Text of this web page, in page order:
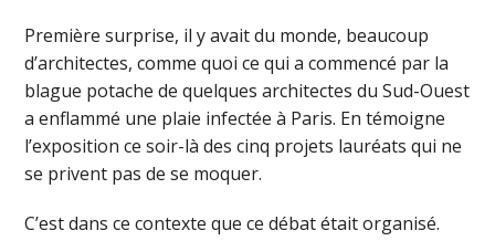
Première surprise, il y avait du monde, beaucoup
d’architectes, comme quoi ce qui a commencé par la
blague potache de quelques architectes du Sud-Ouest
a enflammé une plaie infectée à Paris. En témoigne
l’exposition ce soir-là des cinq projets lauréats qui ne
se privent pas de se moquer.
C’est dans ce contexte que ce débat était organisé.